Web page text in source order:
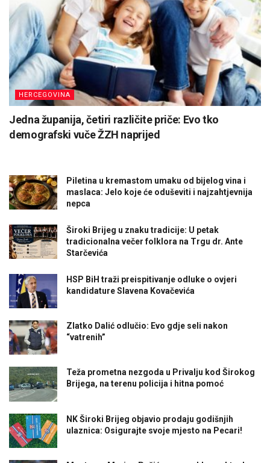
HERCEGOVINA
Jedna županija, četiri različite priče: Evo tko
demografski vuče ŽZH naprijed
Piletina u kremastom umaku od bijelog vina i
maslaca: Jelo koje će oduševiti i najzahtjevnija
nepca
Široki Brijeg u znaku tradicije: U petak
tradicionalna večer folklora na Trgu dr. Ante
Starčevića
HSP BiH traži preispitivanje odluke o ovjeri
kandidature Slavena Kovačevića
Zlatko Dalić odlučio: Evo gdje seli nakon
“vatrenih”
Teža prometna nezgoda u Privalju kod Širokog
Brijega, na terenu policija i hitna pomoć
NK Široki Brijeg objavio prodaju godišnjih
ulaznica: Osigurajte svoje mjesto na Pecari!